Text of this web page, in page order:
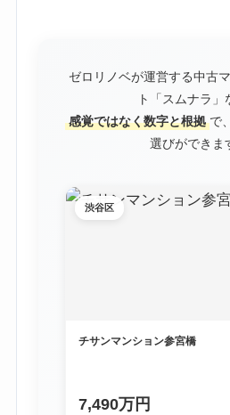
ゼロリノベが運営する中古
ト「スムナラ」
感覚ではなく数字と根拠 で
選びができま
渋谷区
チサンマンション参宮橋
7,490万円